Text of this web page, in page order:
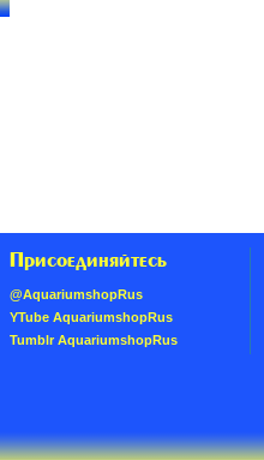
Присоединяйтесь
@AquariumshopRus
YTube AquariumshopRus
Tumblr AquariumshopRus